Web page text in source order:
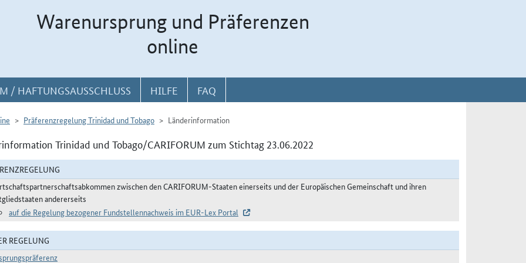
Warenursprung und Präferenzen
online
/ HAFTUNGSAUSSCHLUSS HILFE FAQ
Präferenzregelung Trinidad und Tobago Länderinformation
Trinidad und Tobago/CARIFORUM zum Stichtag 23.06.2022
zwischen den CARIFORUM-Staaten einerseits und der Europäischen Gemeinschaft und ihren
andererseits
auf die Regelung bezogener Fundstellennachweis im EUR-Lex Portal
REGELUNG